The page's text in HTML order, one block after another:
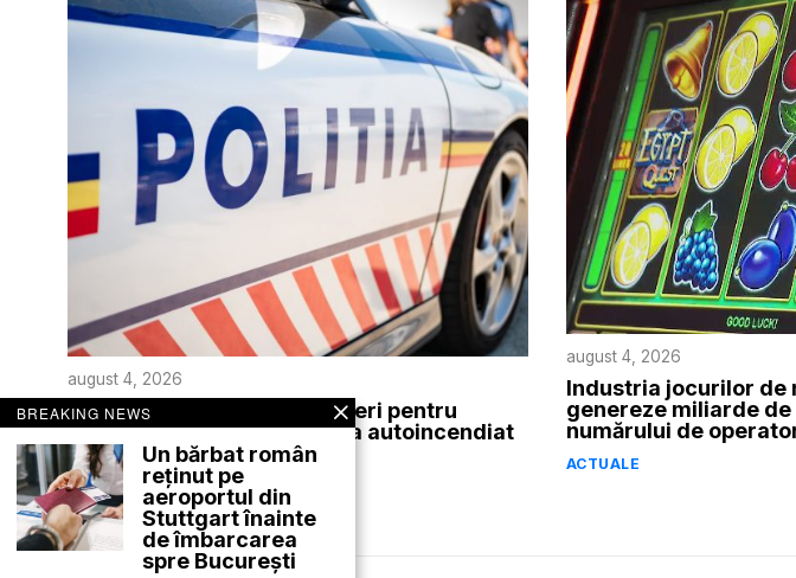
august 4, 2026
Intervenție a polițiștilor rutieri pentru
salvarea unui tânăr care s-a autoincendiat
ACTUALE
august 4, 2026
Industria jocurilor de
genereze miliarde
numărului de
ACTUALE
BREAKING NEWS
Un bărbat român
reținut pe
aeroportul din
Stuttgart înainte
de îmbarcarea
spre București